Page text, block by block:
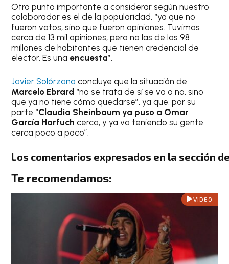
Otro punto importante a considerar según nuestro
colaborador es el de la popularidad, “ya que no
fueron votos, sino que fueron opiniones. Tuvimos
cerca de 13 mil opiniones, pero no las de los 98
millones de habitantes que tienen credencial de
elector. Es una encuesta”.
Javier Solórzano concluye que la situación de
Marcelo Ebrard “no se trata de sí se va o no, sino
que ya no tiene cómo quedarse”, ya que, por su
parte “Claudia Sheinbaum ya puso a Omar
García Harfuch cerca, y ya va teniendo su gente
cerca poco a poco”.
Los comentarios expresados en la sección
Te recomendamos:
VIDEO